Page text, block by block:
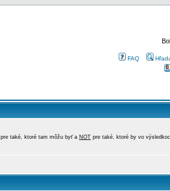
FAQ
pre také, ktoré tam môžu byť a NOT pre také, ktoré by vo